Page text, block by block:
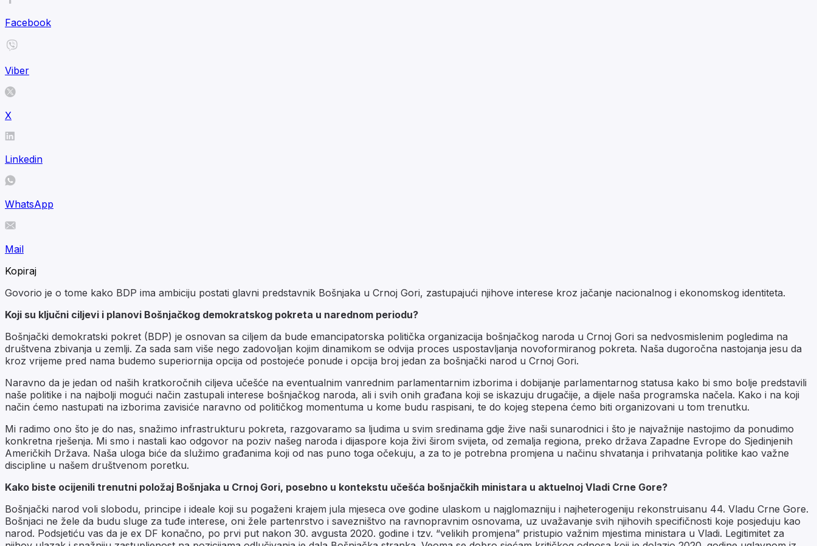
Facebook
Viber
X
Linkedin
WhatsApp
Mail
Kopiraj
Govorio je o tome kako BDP ima ambiciju postati glavni predstavnik Bošnjaka u Crnoj Gori, zastupajući njihove interese kroz jačanje nacionalnog i ekonomskog identiteta.
Koji su ključni ciljevi i planovi Bošnjačkog demokratskog pokreta u narednom periodu?
Bošnjački demokratski pokret (BDP) je osnovan sa ciljem da bude emancipatorska politička organizacija bošnjačkog naroda u Crnoj Gori sa nedvosmislenim pogledima na
društvena zbivanja u zemlji. Za sada sam više nego zadovoljan kojim dinamikom se odvija proces uspostavljanja novoformiranog pokreta. Naša dugoročna nastojanja jesu da
kroz vrijeme pred nama budemo superiornija opcija od postojeće ponude i opcija broj jedan za bošnjački narod u Crnoj Gori.
Naravno da je jedan od naših kratkoročnih ciljeva učešće na eventualnim vanrednim parlamentarnim izborima i dobijanje parlamentarnog statusa kako bi smo bolje predstavili
naše politike i na najbolji mogući način zastupali interese bošnjačkog naroda, ali i svih onih građana koji se iskazuju drugačije, a dijele naša programska načela. Kako i na koji
način ćemo nastupati na izborima zavisiće naravno od političkog momentuma u kome budu raspisani, te do kojeg stepena ćemo biti organizovani u tom trenutku.
Mi radimo ono što je do nas, snažimo infrastrukturu pokreta, razgovaramo sa ljudima u svim sredinama gdje žive naši sunarodnici i što je najvažnije nastojimo da ponudimo
konkretna rješenja. Mi smo i nastali kao odgovor na poziv našeg naroda i dijaspore koja živi širom svijeta, od zemalja regiona, preko država Zapadne Evrope do Sjedinjenih
Američkih Država. Naša uloga biće da služimo građanima koji od nas puno toga očekuju, a za to je potrebna promjena u načinu shvatanja i prihvatanja politike kao važne
discipline u našem društvenom poretku.
Kako biste ocijenili trenutni položaj Bošnjaka u Crnoj Gori, posebno u kontekstu učešća bošnjačkih ministara u aktuelnoj Vladi Crne Gore?
Bošnjački narod voli slobodu, principe i ideale koji su pogaženi krajem jula mjeseca ove godine ulaskom u najglomazniju i najheterogeniju rekonstruisanu 44. Vladu Crne Gore.
Bošnjaci ne žele da budu sluge za tuđe interese, oni žele partenrstvo i savezništvo na ravnopravnim osnovama, uz uvažavanje svih njihovih specifičnosti koje posjeduju kao
narod. Podsjetiću vas da je ex DF konačno, po prvi put nakon 30. avgusta 2020. godine i tzv. “velikih promjena” pristupio važnim mjestima ministara u Vladi. Legitimitet za